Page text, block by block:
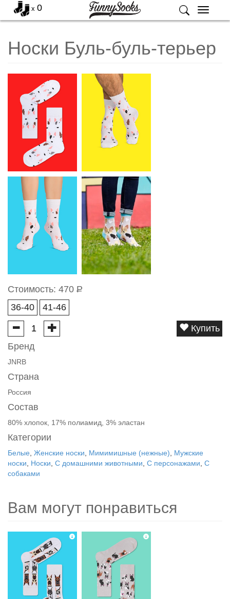
Меню
x 0
Носки Буль-буль-терьер
Стоимость: 470 Р
36-40
41-46
Купить
Бренд
JNRB
Страна
Россия
Состав
80% хлопок, 17% полиамид, 3% эластан
Категории
Белые Женские носки Мимимишные (нежные)
Мужские
носки
Носки С домашними животными С персонажами С
собаками
Вам могут понравиться